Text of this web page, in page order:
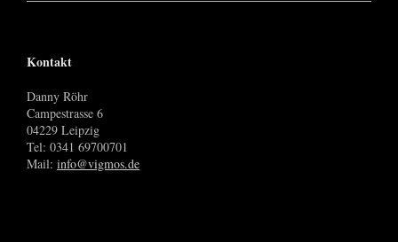
Kontakt
Danny Röhr
Campestrasse 6
04229 Leipzig
Tel: 0341 69700701
Mail: info@vigmos.de